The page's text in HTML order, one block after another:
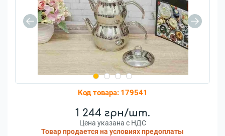
Код товара: 179541
1 244 грн/шт.
Цена указана с НДС
Товар продается на условиях предоплаты